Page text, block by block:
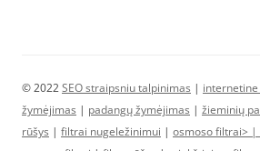
© 2022SEO straipsniu talpinimas |
žymėjimas | padangų žymėjimas | žieminių
rūšys | filtrai nugeležinimui | osmoso filtrai> |